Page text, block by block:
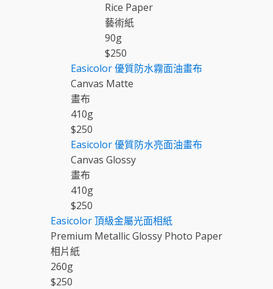
Rice Paper
藝術紙
90g
$250
Easicolor優質防水霧面油畫布
Canvas Matte
畫布
410g
$250
Easicolor優質防水亮面油畫布
Canvas Glossy
畫布
410g
$250
Easicolor頂級金屬光面相紙
Premium Metallic Glossy Photo Paper
相片紙
260g
$250